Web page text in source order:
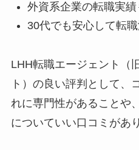
外資系企業の転職実
30代でも安心して転
LHH転職エージェント（
ト）の良い評判として、
れに専門性があることや
についていい口コミがあ